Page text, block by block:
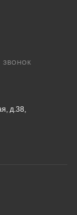
ЗВОНОК
д.38,